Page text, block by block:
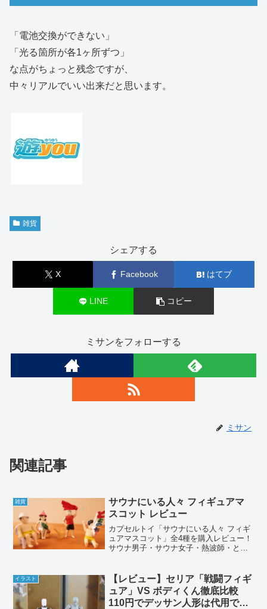
「電池交換ができない」
「光る箇所が各1ヶ所ずつ」
な点がちょっと残念ですが、
中々リアルでいい出来だと思います。
雑貨
シェアする
X Facebook はてブ
LINE コピー
ミサンをフォローする
ミサン
関連記事
雑貨
サウナにいる人々 フィギュアマ
スコット レビュー
カプセルトイ「サウナにいる人々 フィギ
ュアマスコット」全4種を購入レビュー！
サウナ男子・サウナ女子・熱波師・とと
イラスト
【レビュー】セリア「戦闘フィギ
ュア」VS ボディくん徹底比較
110円でデッサン人形は代用でき